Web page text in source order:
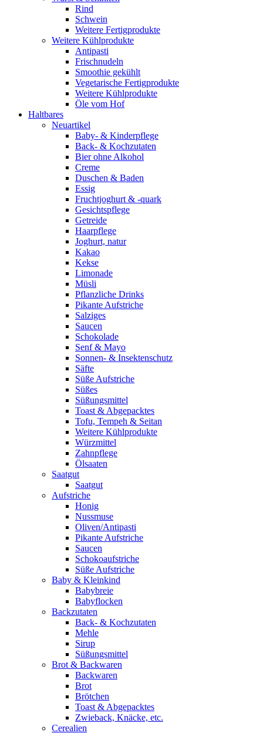
Rind
Schwein
Weitere Fertigprodukte
Weitere Kühlprodukte
Antipasti
Frischnudeln
Smoothie gekühlt
Vegetarische Fertigprodukte
Weitere Kühlprodukte
Öle vom Hof
Haltbares
Neuartikel
Baby- & Kinderpflege
Back- & Kochzutaten
Bier ohne Alkohol
Creme
Duschen & Baden
Essig
Fruchtjoghurt & -quark
Gesichtspflege
Getreide
Haarpflege
Joghurt, natur
Kakao
Kekse
Limonade
Müsli
Pflanzliche Drinks
Pikante Aufstriche
Salziges
Saucen
Schokolade
Senf & Mayo
Sonnen- & Insektenschutz
Säfte
Süße Aufstriche
Süßes
Süßungsmittel
Toast & Abgepacktes
Tofu, Tempeh & Seitan
Weitere Kühlprodukte
Würzmittel
Zahnpflege
Ölsaaten
Saatgut
Saatgut
Aufstriche
Honig
Nussmuse
Oliven/Antipasti
Pikante Aufstriche
Saucen
Schokoaufstriche
Süße Aufstriche
Baby & Kleinkind
Babybreie
Babyflocken
Backzutaten
Back- & Kochzutaten
Mehle
Sirup
Süßungsmittel
Brot & Backwaren
Backwaren
Brot
Brötchen
Toast & Abgepacktes
Zwieback, Knäcke, etc.
Cerealien